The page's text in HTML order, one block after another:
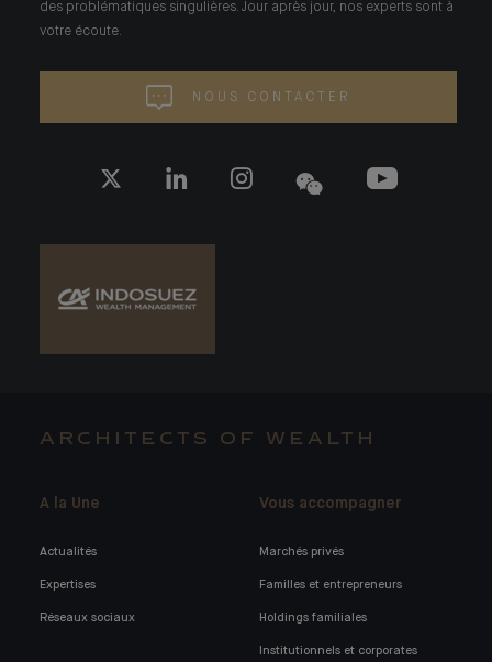
des problématiques singulières. Jour après jour, nos experts sont à
votre écoute.
NOUS CONTACTER
ARCHITECTS OF WEALTH
A la Une
Actualités
Expertises
Réseaux sociaux
Vous accompagner
Marchés privés
Familles et entrepreneurs
Holdings familiales
Institutionnels et corporates